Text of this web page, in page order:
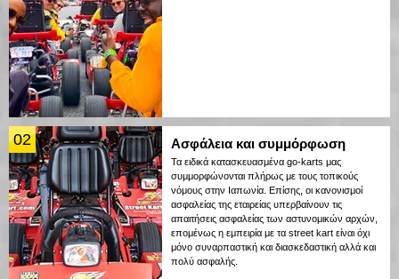
02 Ασφάλεια και συμμόρφωση
Τα ειδικά κατασκευασμένα go-karts μας
συμμορφώνονται πλήρως με τους τοπικούς
νόμους στην Ιαπωνία. Επίσης, οι κανονισμοί
ασφαλείας της εταιρείας υπερβαίνουν τις
απαιτήσεις ασφαλείας των αστυνομικών αρχών,
επομένως η εμπειρία με τα street kart είναι όχι
μόνο συναρπαστική και διασκεδαστική αλλά και
πολύ ασφαλής.